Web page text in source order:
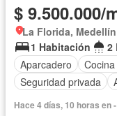
$ 9.500.000/
La Florida, Medellín
1 Habitación
2
Aparcadero
Seguridad privada
Hace 4 días, 10 horas en